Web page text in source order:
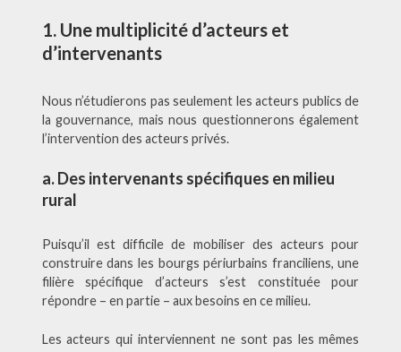
1. Une multiplicité d’acteurs et
d’intervenants
Nous n’étudierons pas seulement les acteurs publics de
la gouvernance, mais nous questionnerons également
l’intervention des acteurs privés.
a. Des intervenants spécifiques en milieu
rural
Puisqu’il est difficile de mobiliser des acteurs pour
construire dans les bourgs périurbains franciliens, une
filière spécifique d’acteurs s’est constituée pour
répondre – en partie – aux besoins en ce milieu.
Les acteurs qui interviennent ne sont pas les mêmes